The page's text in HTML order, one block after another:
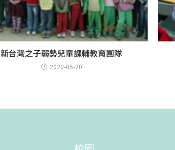
新台灣之子弱勢兒童課輔教育團隊
2020-05-20